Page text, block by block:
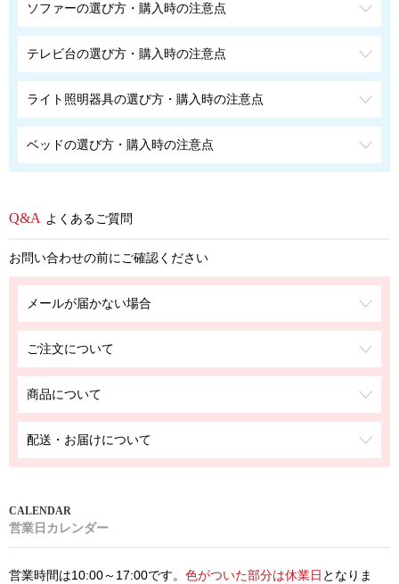
ソファーの選び方・購入時の注意点
テレビ台の選び方・購入時の注意点
ライト照明器具の選び方・購入時の注意点
ベッドの選び方・購入時の注意点
よくあるご質問
お問い合わせの前にご確認ください
メールが届かない場合
ご注文について
商品について
配送・お届けについて
営業日カレンダー
営業時間は10:00～17:00です。 色がついた部分は休業日 となりま